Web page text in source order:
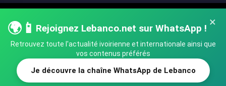
SHARE TWEET
×
🌍📱 Rejoignez Lebanco.net sur WhatsApp !
Retrouvez toute l'actualité ivoirienne et internationale ainsi que
vos contenus préférés
Je découvre la chaîne WhatsApp de Lebanco
réservés - All rights reserved.